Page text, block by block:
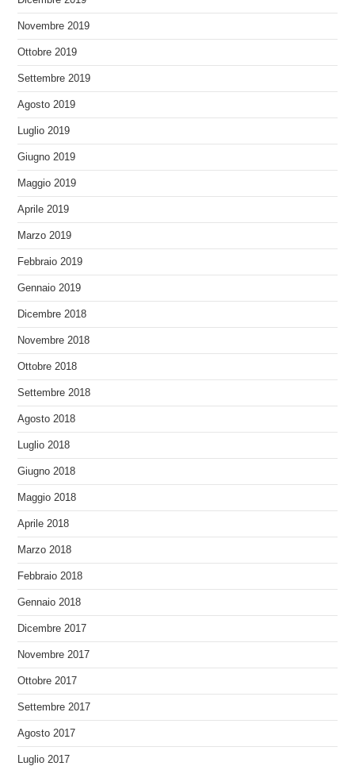
Novembre 2019
Ottobre 2019
Settembre 2019
Agosto 2019
Luglio 2019
Giugno 2019
Maggio 2019
Aprile 2019
Marzo 2019
Febbraio 2019
Gennaio 2019
Dicembre 2018
Novembre 2018
Ottobre 2018
Settembre 2018
Agosto 2018
Luglio 2018
Giugno 2018
Maggio 2018
Aprile 2018
Marzo 2018
Febbraio 2018
Gennaio 2018
Dicembre 2017
Novembre 2017
Ottobre 2017
Settembre 2017
Agosto 2017
Luglio 2017